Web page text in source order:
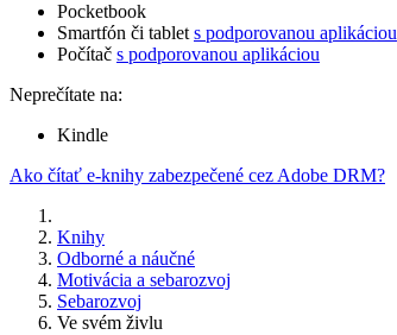
Pocketbook
Smartfón či tablet s podporovanou aplikáciou
Počítač s podporovanou aplikáciou
Neprečítate na:
Kindle
Ako čítať e-knihy zabezpečené cez Adobe DRM?
Knihy
Odborné a náučné
Motivácia a sebarozvoj
Sebarozvoj
Ve svém živlu